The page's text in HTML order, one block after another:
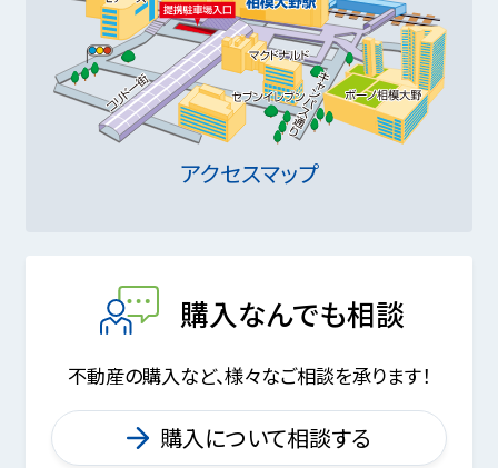
アクセスマップ
購入なんでも相談
不動産の購入など、様々なご相談を承ります！
購入について相談する